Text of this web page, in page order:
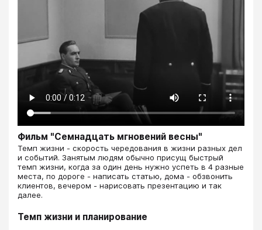
Фильм "Семнадцать мгновений весны"
​​​​​​​Темп жизни - скорость чередования в жизни разных дел
и событий. Занятым людям обычно присущ быстрый
темп жизни, когда за один день нужно успеть в 4 разные
места, по дороге - написать статью, дома - обзвонить
клиентов, вечером - нарисовать презентацию и так
далее.
Темп жизни и планирование